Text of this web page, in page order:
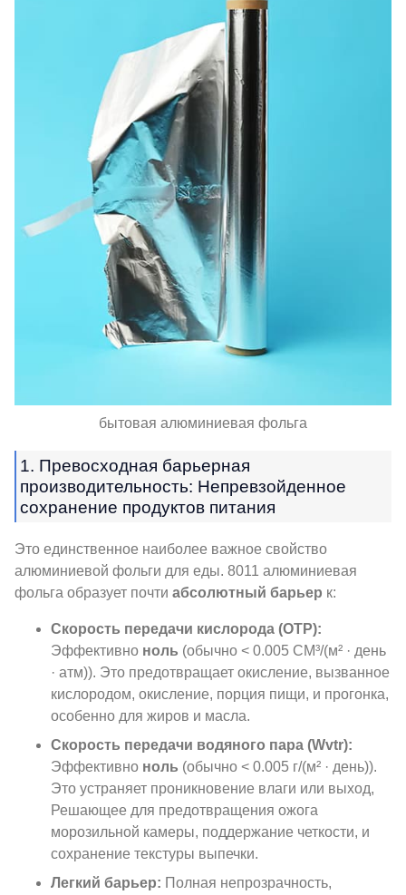
бытовая алюминиевая фольга
1. Превосходная барьерная
производительность: Непревзойденное
сохранение продуктов питания
Это единственное наиболее важное свойство
алюминиевой фольги для еды. 8011 алюминиевая
фольга образует почти абсолютный барьер к:
Скорость передачи кислорода (ОТР):
Эффективно ноль (обычно < 0.005 CM³/(м² · день
· атм)). Это предотвращает окисление, вызванное
кислородом, окисление, порция пищи, и прогонка,
особенно для жиров и масла.
Скорость передачи водяного пара (Wvtr):
Эффективно ноль (обычно < 0.005 г/(м² · день)).
Это устраняет проникновение влаги или выход,
Решающее для предотвращения ожога
морозильной камеры, поддержание четкости, и
сохранение текстуры выпечки.
Легкий барьер: Полная непрозрачность,